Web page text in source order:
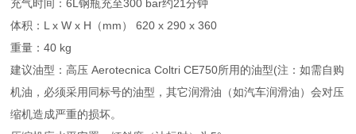
充气时间：6L钢瓶充至300 bar约21分钟
体积：L x W x H（mm） 620 x 290 x 360
重量：40 kg
建议油型：高压 Aerotecnica Coltri CE750所用的油型(注：如需自购
机油，必须采用同标号的油型，其它润滑油（如汽车润滑油）会对压
缩机造成严重的损坏。